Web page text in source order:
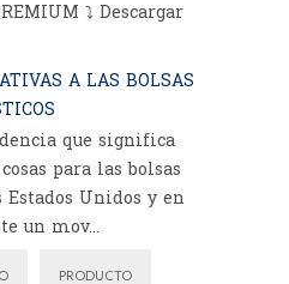
⤵️ Descargar
A LAS BOLSAS
que significa
para las bolsas
Unidos y en
un mov...
PRODUCTO